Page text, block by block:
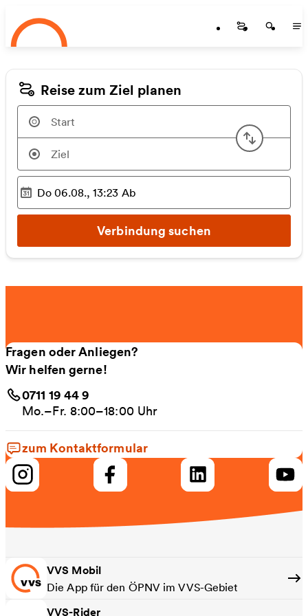
Zum Hauptinhalt springen
Startseite
Reise zum Ziel planen
Start
Ausgewählter Zeitpunkt
Do 06.08., 13:23 Ab
Verbindung suchen
Fragen oder Anliegen?
Wir helfen gerne!
0711 19 44 9
Mo.–Fr. 8:00–18:00 Uhr
zum Kontaktformular
VVS Mobil
Die App für den ÖPNV im VVS-Gebiet
VVS-Rider